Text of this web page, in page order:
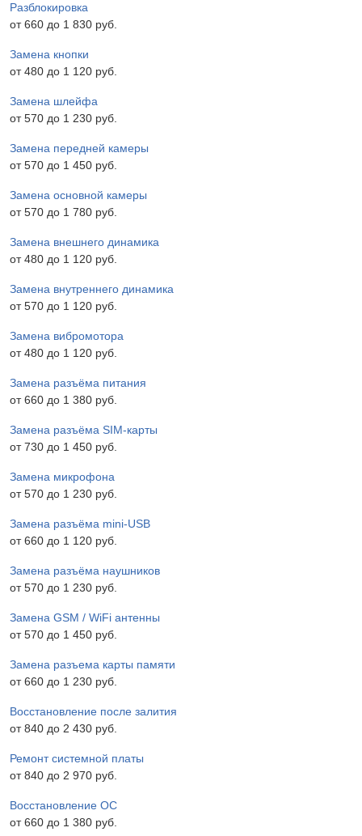
Разблокировка
от 660 до 1 830 pyб.
Замена кнопки
от 480 до 1 120 pyб.
Замена шлейфа
от 570 до 1 230 pyб.
Замена передней камеры
от 570 до 1 450 pyб.
Замена основной камеры
от 570 до 1 780 pyб.
Замена внешнего динамика
от 480 до 1 120 pyб.
Замена внутреннего динамика
от 570 до 1 120 pyб.
Замена вибромотора
от 480 до 1 120 pyб.
Замена разъёма питания
от 660 до 1 380 pyб.
Замена разъёма SIM-карты
от 730 до 1 450 pyб.
Замена микрофона
от 570 до 1 230 pyб.
Замена разъёма mini-USB
от 660 до 1 120 pyб.
Замена разъёма наушников
от 570 до 1 230 pyб.
Замена GSM / WiFi антенны
от 570 до 1 450 pyб.
Замена разъема карты памяти
от 660 до 1 230 pyб.
Восстановление после залития
от 840 до 2 430 pyб.
Ремонт системной платы
от 840 до 2 970 pyб.
Восстановление ОС
от 660 до 1 380 pyб.